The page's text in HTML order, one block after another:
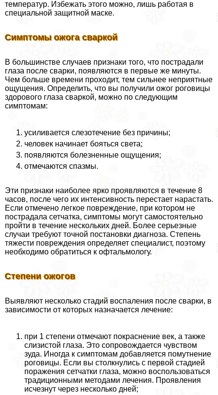
температур. Избежать этого можно, лишь работая в
специальной защитной маске.
Симптомы ожога сваркой
В большинстве случаев признаки того, что пострадали
глаза после сварки, появляются в первые же минуты.
Чем больше времени проходит, тем сильнее неприятные
ощущения. Определить, что вы получили ожог роговицы
здорового глаза сваркой, можно по следующим
симптомам:
усиливается слезотечение без причины;
человек начинает бояться света;
появляются болезненные ощущения;
отмечаются спазмы.
Эти признаки наиболее ярко проявляются в течение 8
часов, после чего их интенсивность перестает нарастать.
Если отмечено легкое повреждение, при котором не
пострадала сетчатка, симптомы могут самостоятельно
пройти в течение нескольких дней. Более серьезные
случаи требуют точной постановки диагноза. Степень
тяжести повреждения определяет специалист, поэтому
необходимо обратиться к офтальмологу.
Степени ожогов
Выявляют несколько стадий воспаления после сварки, в
зависимости от которых назначается лечение:
при 1 степени отмечают покраснение век, а также
слизистой глаза. Это сопровождается чувством
зуда. Иногда к симптомам добавляется помутнение
роговицы. Если вы столкнулись с первой стадией
поражения сетчатки глаза, можно воспользоваться
традиционными методами лечения. Проявления
исчезнут через несколько дней;